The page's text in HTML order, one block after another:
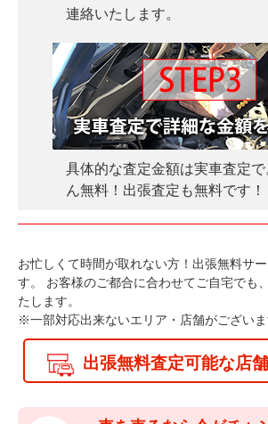
連絡いたします。
具体的な査定金額は実車査定で
ん無料！出張査定も無料です！
お忙しくて時間が取れない方！出張無料サ
す。
お客様のご都合に合わせてご自宅でも
たします。
※一部対応出来ないエリア・店舗がございま
出張無料査定可能な店